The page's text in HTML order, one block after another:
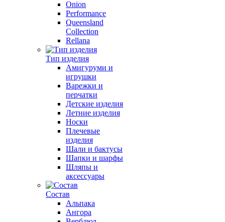
Onion
Performance
Queensland
Collection
Rellana
Тип изделия
Амигуруми и
игрушки
Варежки и
перчатки
Детские изделия
Летние изделия
Носки
Плечевые
изделия
Шали и бактусы
Шапки и шарфы
Шляпы и
аксессуары
Состав
Альпака
Ангора